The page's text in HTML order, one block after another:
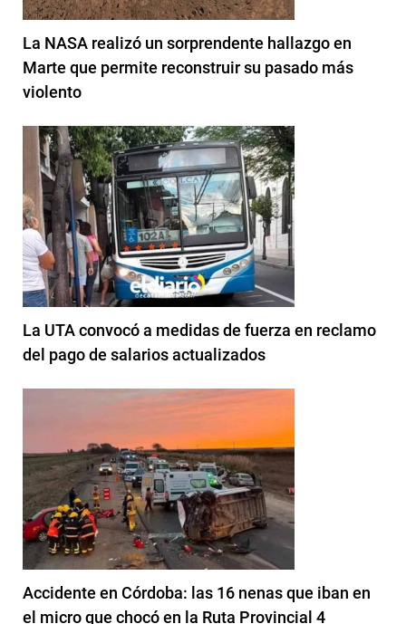
La NASA realizó un sorprendente hallazgo en
Marte que permite reconstruir su pasado más
violento
La UTA convocó a medidas de fuerza en reclamo
del pago de salarios actualizados
Accidente en Córdoba: las 16 nenas que iban en
el micro que chocó en la Ruta Provincial 4